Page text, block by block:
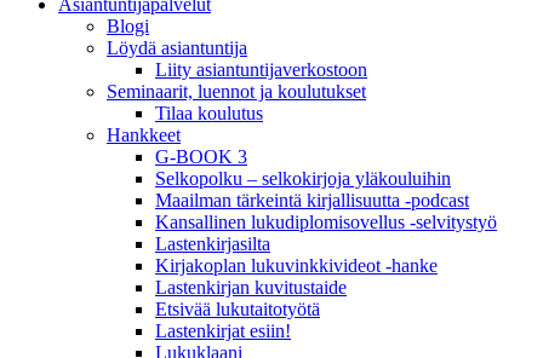
Asiantuntija­palvelut
Blogi
Löydä asiantuntija
Liity asiantuntijaverkostoon
Seminaarit, luennot ja koulutukset
Tilaa koulutus
Hankkeet
G-BOOK 3
Selkopolku – selkokirjoja yläkouluihin
Maailman tärkeintä kirjallisuutta -podcast
Kansallinen lukudiplomisovellus -selvitystyö
Lastenkirjasilta
Kirjakoplan lukuvinkkivideot -hanke
Lastenkirjan kuvitustaide
Etsivää lukutaitotyötä
Lastenkirjat esiin!
Lukuklaani